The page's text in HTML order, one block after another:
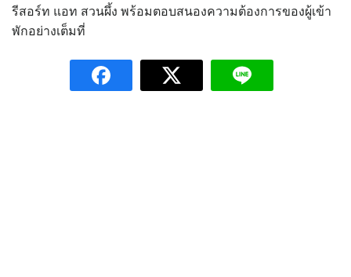
รีสอร์ท แอท สวนผึ้ง พร้อมตอบสนองความต้องการของผู้เข้า
พักอย่างเต็มที่